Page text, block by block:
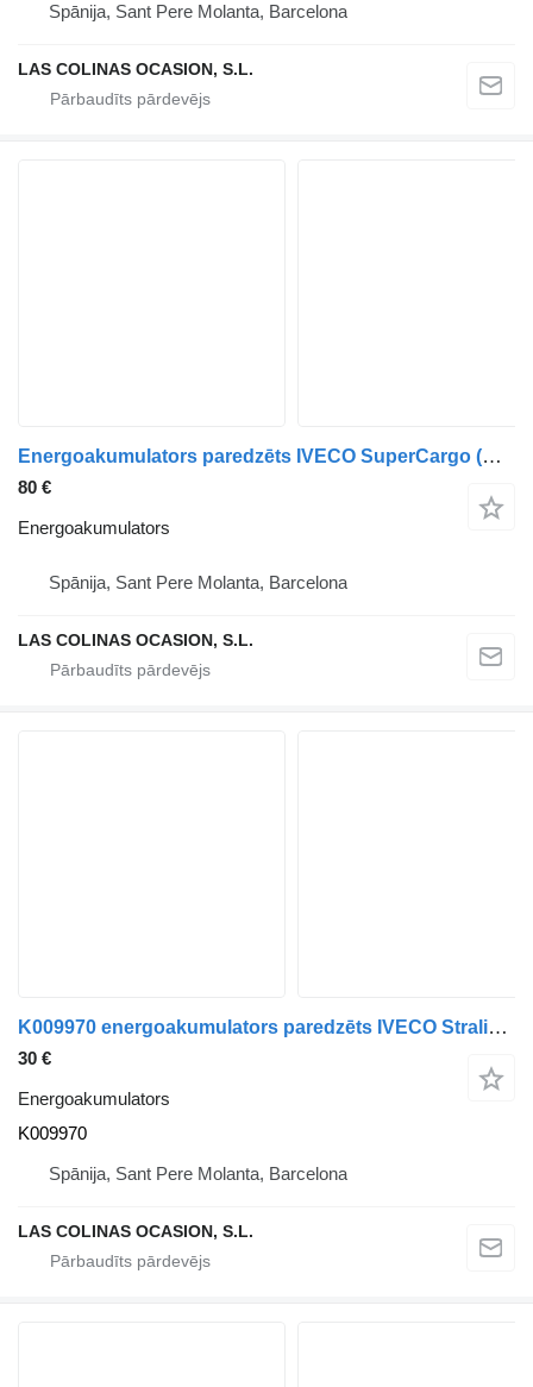
Spānija, Sant Pere Molanta, Barcelona
LAS COLINAS OCASION, S.L.
Energoakumulators paredzēts IVECO SuperCargo (ML) kravas automašīnas
80 €
Energoakumulators
Spānija, Sant Pere Molanta, Barcelona
LAS COLINAS OCASION, S.L.
K009970 energoakumulators paredzēts IVECO Stralis kravas automašīnas
30 €
Energoakumulators
K009970
Spānija, Sant Pere Molanta, Barcelona
LAS COLINAS OCASION, S.L.